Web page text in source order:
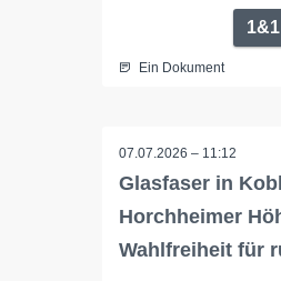
Ein Dokument
07.07.2026 – 11:12
Glasfaser in
Horchheimer
Wahlfreiheit für